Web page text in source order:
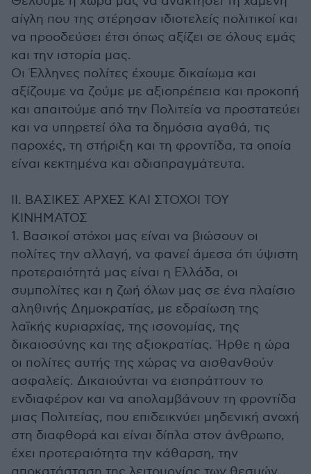
αίγλη που της στέρησαν ιδιοτελείς πολιτικοί και
να προοδεύσει έτσι όπως αξίζει σε όλους εμάς
και την ιστορία μας.
Οι Έλληνες πολίτες έχουμε δικαίωμα και
αξίζουμε να ζούμε με αξιοπρέπεια και προκοπή
και απαιτούμε από την Πολιτεία να προστατεύει
και να υπηρετεί όλα τα δημόσια αγαθά, τις
παροχές, τη στήριξη και τη φροντίδα, τα οποία
είναι κεκτημένα και αδιαπραγμάτευτα.
ΙΙ. ΒΑΣΙΚΕΣ ΑΡΧΕΣ ΚΑΙ ΣΤΟΧΟΙ ΤΟΥ
ΚΙΝΗΜΑΤΟΣ
1. Βασικοί στόχοι μας είναι να βιώσουν οι
πολίτες την αλλαγή, να φανεί άμεσα ότι ύψιστη
προτεραιότητά μας είναι η Ελλάδα, οι
συμπολίτες και η ζωή όλων μας σε ένα πλαίσιο
αληθινής Δημοκρατίας, με εδραίωση της
λαϊκής κυριαρχίας, της ισονομίας, της
δικαιοσύνης και της αξιοκρατίας. Ήρθε η ώρα
οι πολίτες αυτής της χώρας να αισθανθούν
ασφαλείς. Δικαιούνται να εισπράττουν το
ενδιαφέρον και να απολαμβάνουν τη φροντίδα
μιας Πολιτείας, που επιδεικνύει μηδενική ανοχή
στη διαφθορά και είναι δίπλα στον άνθρωπο,
έχει προτεραιότητα την κάθαρση, την